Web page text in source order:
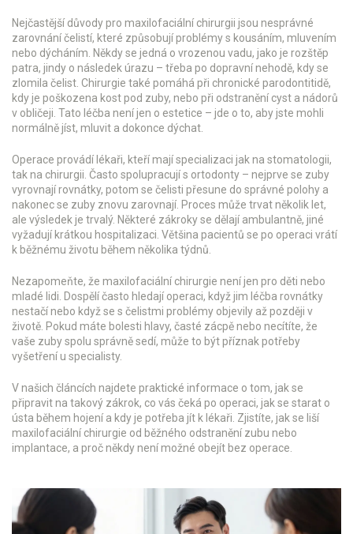
Nejčastější důvody pro maxilofaciální chirurgii jsou nesprávné
zarovnání čelistí, které způsobují problémy s kousáním, mluvením
nebo dýcháním. Někdy se jedná o vrozenou vadu, jako je rozštěp
patra, jindy o následek úrazu – třeba po dopravní nehodě, kdy se
zlomila čelist. Chirurgie také pomáhá při chronické parodontitidě,
kdy je poškozena kost pod zuby, nebo při odstranění cyst a nádorů
v obličeji. Tato léčba není jen o estetice – jde o to, aby jste mohli
normálně jíst, mluvit a dokonce dýchat.
Operace provádí lékaři, kteří mají specializaci jak na stomatologii,
tak na chirurgii. Často spolupracují s ortodonty – nejprve se zuby
vyrovnají rovnátky, potom se čelisti přesune do správné polohy a
nakonec se zuby znovu zarovnají. Proces může trvat několik let,
ale výsledek je trvalý. Některé zákroky se dělají ambulantně, jiné
vyžadují krátkou hospitalizaci. Většina pacientů se po operaci vrátí
k běžnému životu během několika týdnů.
Nezapomeňte, že maxilofaciální chirurgie není jen pro děti nebo
mladé lidi. Dospělí často hledají operaci, když jim léčba rovnátky
nestačí nebo když se s čelistmi problémy objevily až později v
životě. Pokud máte bolesti hlavy, časté zácpě nebo necítíte, že
vaše zuby spolu správně sedí, může to být příznak potřeby
vyšetření u specialisty.
V našich článcích najdete praktické informace o tom, jak se
připravit na takový zákrok, co vás čeká po operaci, jak se starat o
ústa během hojení a kdy je potřeba jít k lékaři. Zjistíte, jak se liší
maxilofaciální chirurgie od běžného odstranění zubu nebo
implantace, a proč někdy není možné obejít bez operace.